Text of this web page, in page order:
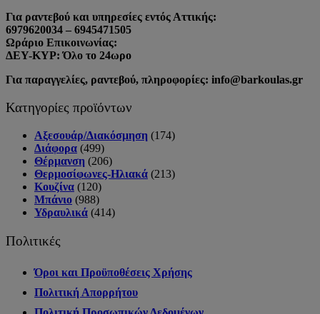
Για ραντεβού και υπηρεσίες εντός Αττικής:
6979620034 – 6945471505
Ωράριο Επικοινωνίας:
ΔΕΥ-ΚΥΡ: Όλο το 24ωρο
Για παραγγελίες, ραντεβού, πληροφορίες: info@barkoulas.gr
Κατηγορίες προϊόντων
Αξεσουάρ/Διακόσμηση (174)
Διάφορα (499)
Θέρμανση (206)
Θερμοσίφωνες-Ηλιακά (213)
Κουζίνα (120)
Μπάνιο (988)
Υδραυλικά (414)
Πολιτικές
Όροι και Προϋποθέσεις Χρήσης
Πολιτική Απορρήτου